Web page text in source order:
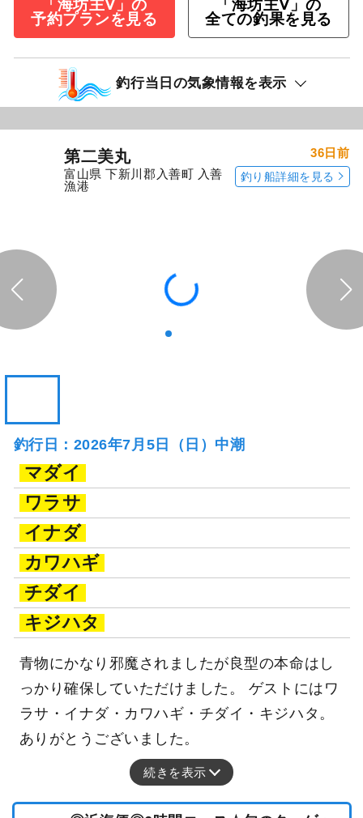
「海坊主Ⅴ」の
予約プランを見る
「海坊主Ⅴ」の
全ての釣果を見る
釣行当日の気象情報を表示
第二美丸
富山県 下新川郡入善町 入善
漁港
36日前
釣り船詳細を見る
釣行日：2026年7月5日（日）中潮
マダイ
ワラサ
イナダ
カワハギ
チダイ
キジハタ
青物にかなり邪魔されましたが良型の本命はし
っかり確保していただけました。 ゲストにはワ
ラサ・イナダ・カワハギ・チダイ・キジハタ。
ありがとうございました。
続きを表示